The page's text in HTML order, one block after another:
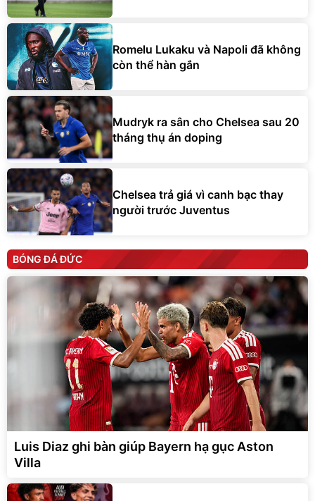
Romelu Lukaku và Napoli đã không
còn thể hàn gắn
Mudryk ra sân cho Chelsea sau 20
tháng thụ án doping
Chelsea trả giá vì canh bạc thay
người trước Juventus
BÓNG ĐÁ ĐỨC
Luis Diaz ghi bàn giúp Bayern hạ gục Aston
Villa